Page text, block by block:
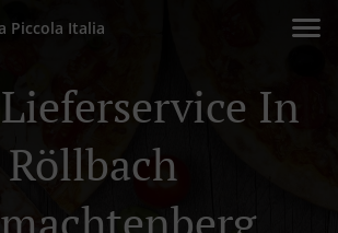
Piccola Italia
In
Röllbach